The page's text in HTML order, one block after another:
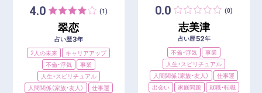
4.0 (1)
翠恋
占い歴3年
2人の未来
キャリアアップ
不倫・浮気
事業
人生・スピリチュアル
人間関係（家族・友人）
仕事運
0.0 (0)
志美津
占い歴52年
不倫・浮気
事業
人生・スピリチュアル
人間関係（家族・友人）
仕事運
出会い
家庭問題 就職・転職